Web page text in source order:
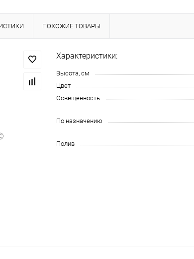
ПОХОЖИЕ ТОВАРЫ
Характеристики:
Высота, см
Цвет
Освещенность
По назначению
Полив